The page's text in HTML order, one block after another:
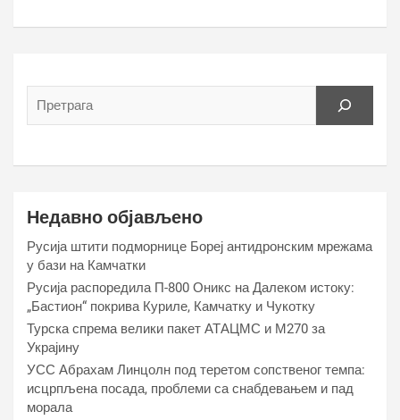
Недавно објављено
Русија штити подморнице Бореј антидронским мрежама
у бази на Камчатки
Русија распоредила П-800 Оникс на Далеком истоку:
„Бастион“ покрива Куриле, Камчатку и Чукотку
Турска спрема велики пакет АТАЦМС и М270 за
Украјину
УСС Абрахам Линцолн под теретом сопственог темпа:
исцрпљена посада, проблеми са снабдевањем и пад
морала